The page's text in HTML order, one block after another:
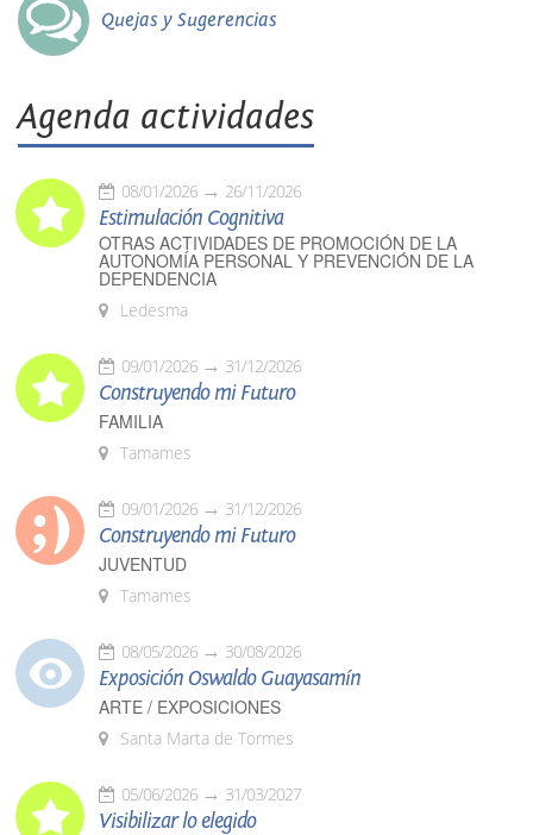
Quejas y Sugerencias
Agenda actividades
08/01/2026 26/11/2026
Estimulación Cognitiva
OTRAS ACTIVIDADES DE PROMOCIÓN DE LA
AUTONOMÍA PERSONAL Y PREVENCIÓN DE LA
DEPENDENCIA
Ledesma
09/01/2026 31/12/2026
Construyendo mi Futuro
FAMILIA
Tamames
09/01/2026 31/12/2026
Construyendo mi Futuro
JUVENTUD
Tamames
08/05/2026 30/08/2026
Exposición Oswaldo Guayasamín
ARTE / EXPOSICIONES
Santa Marta de Tormes
05/06/2026 31/03/2027
Visibilizar lo elegido